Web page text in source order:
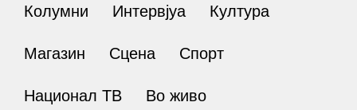
Колумни Интервјуа Култура
Магазин Сцена Спорт
Национал ТВ Во живо